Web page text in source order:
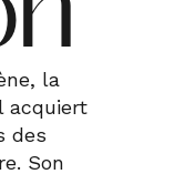
la
acquiert
des
Son